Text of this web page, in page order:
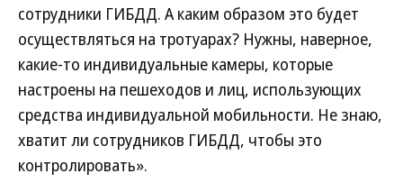
сотрудники ГИБДД. А каким образом это будет
осуществляться на тротуарах? Нужны, наверное,
какие-то индивидуальные камеры, которые
настроены на пешеходов и лиц, использующих
средства индивидуальной мобильности. Не знаю,
хватит ли сотрудников ГИБДД, чтобы это
контролировать».